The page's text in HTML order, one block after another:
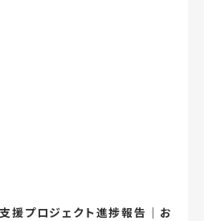
援プロジェクト進捗報告｜お